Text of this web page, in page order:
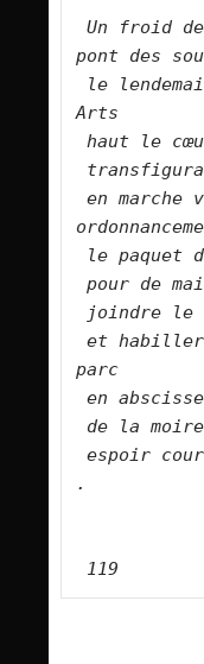
Un froid
pont des
le
Arts
haut le
en
le
pour de
joindre
et habiller
parc
en
de la
espoir
.
119